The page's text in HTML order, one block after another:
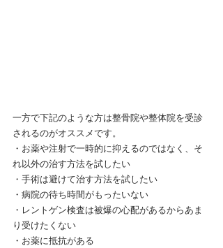
一方で下記のような方は整骨院や整体院を受診
されるのがオススメです。
・お薬や注射で一時的に抑えるのではなく、そ
れ以外の治す方法を試したい
・手術は避けて治す方法を試したい
・病院の待ち時間がもったいない
・レントゲン検査は被爆の心配があるからあま
り受けたくない
・お薬に抵抗がある